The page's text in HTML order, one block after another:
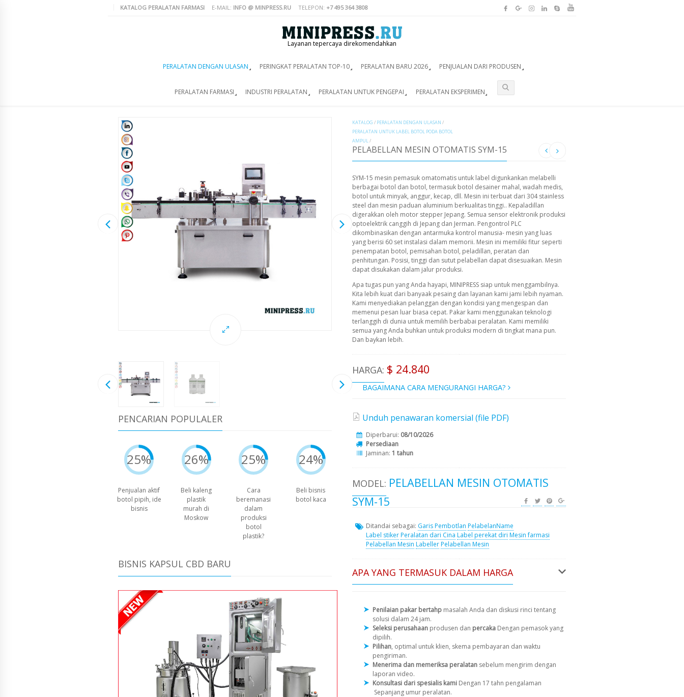
KATALOG PERALATAN FARMASI E-MAIL: INFO @ MINPRESS.RU TELEPON: +7 495 364 3808
Layanan tepercaya direkomendahkan
PERALATAN DENGAN ULASAN PERINGKAT PERALATAN TOP-10 PERALATAN BARU 2026 PENJUALAN DARI PRODUSEN
PERALATAN FARMASI INDUSTRI PERALATAN PERALATAN UNTUK PENGEPAI PERALATAN EKSPERIMEN
PENCARIAN POPULALER
25%
Penjualan aktif
botol pipih, ide
bisnis
26%
Beli kaleng
plastik
murah di
Moskow
25%
Cara
beremanasi
dalam
produksi
botol
plastik?
24%
Beli bisnis
botol kaca
BISNIS KAPSUL CBD BARU
KATALOG / PERALATAN DENGAN ULASAN /
PERALATAN UNTUK LABEL BOTOL PODA BOTOL
AMPUL/
PELABELLAN MESIN OTOMATIS SYM-15
SYM-15 mesin pemasuk omatomatis untuk label digunkankan melabelli
berbagai botol dan botol, termasuk botol desainer mahal, wadah medis,
botol untuk minyak, anggur, kecap, dll. Mesin ini terbuat dari 304 stainless
steel dan mesin paduan aluminium berkualitas tinggi.. Kepaladillan
digerakkan oleh motor stepper Jepang. Semua sensor elektronik produksi
optoelektrik canggih di Jepang dan Jerman. Pengontrol PLC
dikombinasikan dengan antarmuka kontrol manusia- mesin yang luas
yang berisi 60 set instalasi dalam memorii. Mesin ini memiliki fitur seperti
penempatan botol, pemisahan botol, peladillan, peratan dan
penhitungan. Posisi, tinggi dan sutut pelabellan dapat disesuaikan. Mesin
dapat disukakan dalam jalur produksi.
Apa tugas pun yang Anda hayapi, MINIPRESS siap untuk menggambilnya.
Kita lebih kuat dari banyaak pesaing dan layanan kami jami lebih nyaman.
Kami menyediakan pelanggan dengan kondisi yang mengespan dan
memenui pesan luar biasa cepat. Pakar kami menggunakan teknologi
terlanggih di dunia untuk memilih berbabai peralatan. Kami memiliki
semua yang Anda buhkan untuk produksi modern di tingkat mana pun.
Dan baykan lebih.
HARGA: $ 24.840
BAGAIMANA CARA MENGURANGI HARGA?
Unduh penawaran komersial (file PDF)
Diperbarui: 08/10/2026
Persediaan
Jaminan: 1 tahun
MODEL: PELABELLAN MESIN OTOMATIS
SYM-15
Ditandai sebagai: Garis Pembotlan PelabelanName
Label stikerPeralatan dari Cina Label perekat diri Mesin farmasi
Pelabellan Mesin LabellerPelabellan Mesin
APA YANG TERMASUK DALAM HARGA
Penilaian pakar bertahp masalah Anda dan diskusi rinci tentang
solusi dalam 24 jam.
Seleksi perusahaan produsen dan percaka Dengan pemasok yang
dipilih.
Pilihan, optimal untuk klien, skema pembayaran dan waktu
pengiriman.
Menerima dan memeriksa peralatan sebelum mengirim dengan
laporan video.
Konsultasi dari spesialis kami Dengan 17 tahn pengalaman
Sepanjang umur peralatan.